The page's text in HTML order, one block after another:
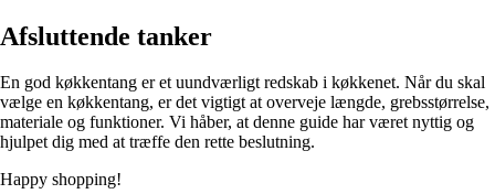
Afsluttende tanker
En god køkkentang er et uundværligt redskab i køkkenet. Når du skal
vælge en køkkentang, er det vigtigt at overveje længde, grebsstørrelse,
materiale og funktioner. Vi håber, at denne guide har været nyttig og
hjulpet dig med at træffe den rette beslutning.
Happy shopping!